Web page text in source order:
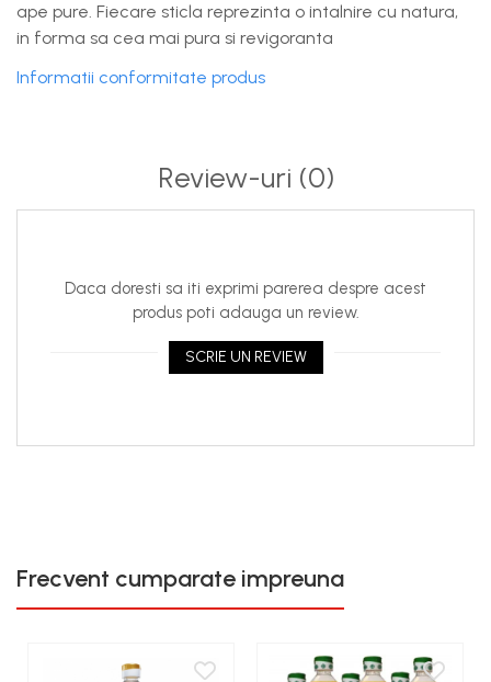
ape pure. Fiecare sticla reprezinta o intalnire cu natura,
in forma sa cea mai pura si revigoranta
Informatii conformitate produs
Review-uri (0)
Daca doresti sa iti exprimi parerea despre acest
produs poti adauga un review.
SCRIE UN REVIEW
Frecvent cumparate impreuna